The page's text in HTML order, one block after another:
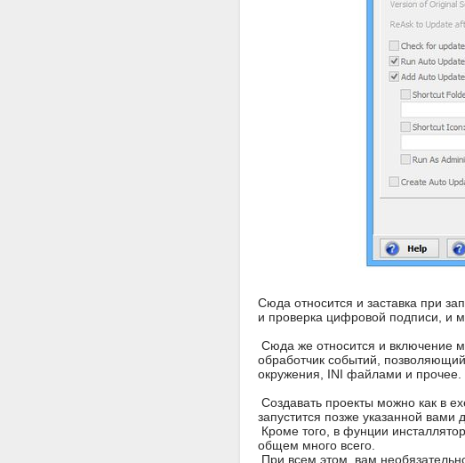
Сюда относится и заставка при
и проверка цифровой подписи, и
Сюда же относится и включение
обработчик событий,
окружения, INI файлами и прочее.
Создавать проекты можно как в
запустится позже указанной вами
Кроме того, в фунции
общем много всего.
При всем этом, вам